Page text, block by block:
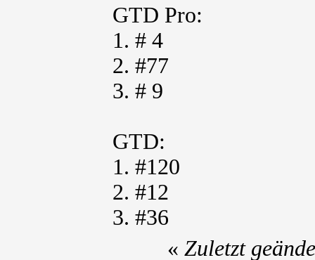
GTD Pro:
1. # 4
2. #77
3. # 9
GTD:
1. #120
2. #12
3. #36
« Zuletzt